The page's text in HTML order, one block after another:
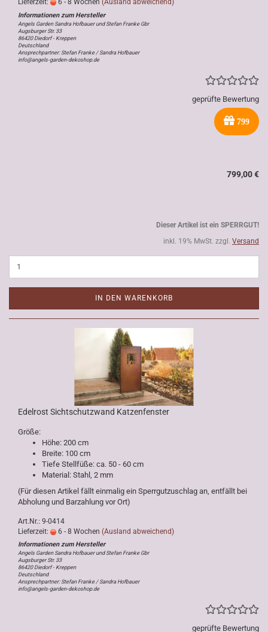
Lieferzeit:
6 - 8 Wochen (Ausland abweichend)
Angels Garden Sandra Hofbauer und Stefan Franke Gbr
Augsburger Str. 33
86420 Diedorf - Kreppen
Deutschland
Ansprechpartner: Stefan Franke / Sandra Hofbauer
info@angels-garden-dekoshop.de
geprüfte Bewertung
799
799,00 €
Dieser Artikel ist ein SPERRGUT!
inkl. 19% MwSt. zzgl. Versand
IN DEN WARENKORB
Edelrost Sichtschutzwand Katzenfenster
Größe:
Höhe: 200 cm
Breite: 100 cm
Tiefe Stellfüße: ca. 50 - 60 cm
Material: Stahl, 2 mm
(Für diesen Artikel fällt einmalig ein Sperrgutzuschlag an, entfällt bei
Abholung und Barzahlung vor Ort)
Art.Nr.: 9-0414
Lieferzeit:
6 - 8 Wochen (Ausland abweichend)
Angels Garden Sandra Hofbauer und Stefan Franke Gbr
Augsburger Str. 33
86420 Diedorf - Kreppen
Deutschland
Ansprechpartner: Stefan Franke / Sandra Hofbauer
info@angels-garden-dekoshop.de
geprüfte Bewertung